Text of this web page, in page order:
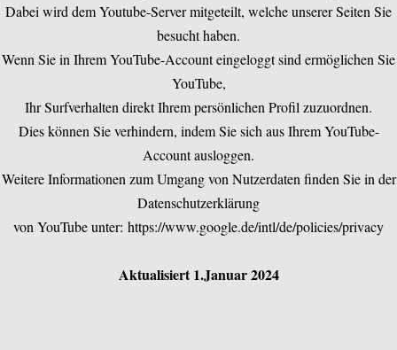
Dabei wird dem Youtube-Server mitgeteilt, welche unserer Seiten Sie
besucht haben.
Wenn Sie in Ihrem YouTube-Account eingeloggt sind ermöglichen Sie
YouTube,
Ihr Surfverhalten direkt Ihrem persönlichen Profil zuzuordnen.
Dies können Sie verhindern, indem Sie sich aus Ihrem YouTube-
Account ausloggen.
Weitere Informationen zum Umgang von Nutzerdaten finden Sie in der
Datenschutzerklärung
von YouTube unter: https://www.google.de/intl/de/policies/privacy
Aktualisiert 1.Januar 2024